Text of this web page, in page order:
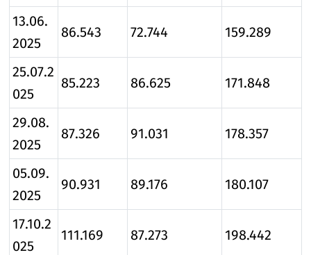
13.06.
2025
86.543 72.744 159.289
25.07.2
025
85.223 86.625 171.848
29.08.
2025
87.326 91.031 178.357
05.09.
2025
90.931 89.176 180.107
17.10.2
025
111.169 87.273 198.442